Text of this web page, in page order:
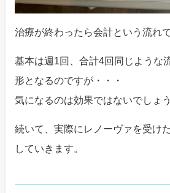
治療が終わったら会計という流れで
基本は週1回、合計4回同じような
形となるのですが・・・
気になるのは効果ではないでしょ
続いて、実際にレノーヴァを受け
していきます。